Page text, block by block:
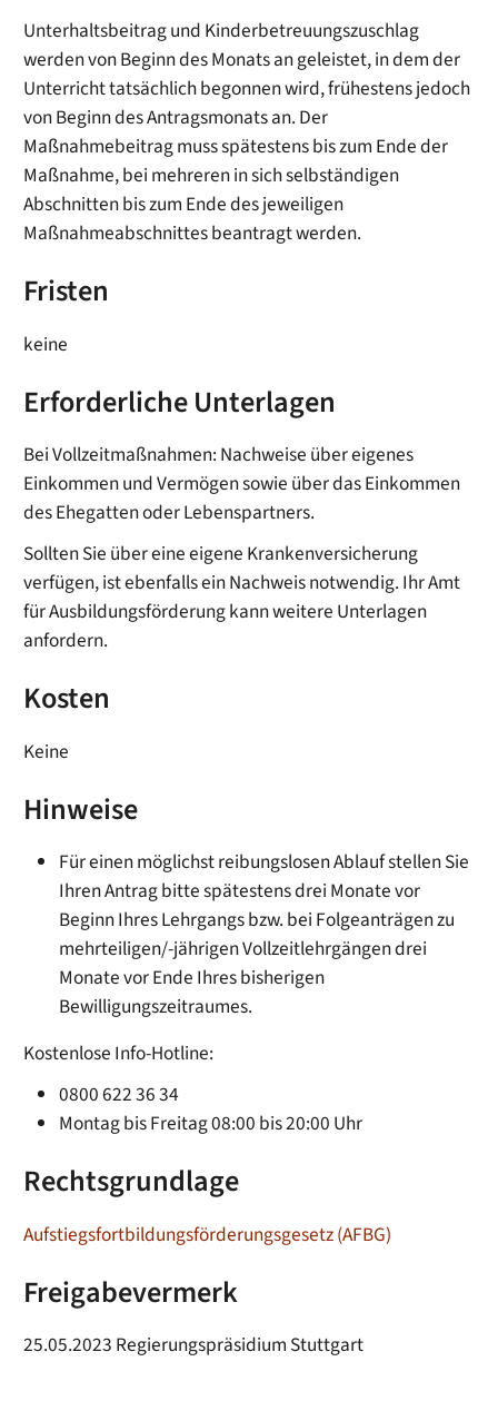
Unterhaltsbeitrag und Kinderbetreuungszuschlag
werden von Beginn des Monats an geleistet, in dem der
Unterricht tatsächlich begonnen wird, frühestens jedoch
von Beginn des Antragsmonats an. Der
Maßnahmebeitrag muss spätestens bis zum Ende der
Maßnahme, bei mehreren in sich selbständigen
Abschnitten bis zum Ende des jeweiligen
Maßnahmeabschnittes beantragt werden.
Fristen
keine
Erforderliche Unterlagen
Bei Vollzeitmaßnahmen: Nachweise über eigenes
Einkommen und Vermögen sowie über das Einkommen
des Ehegatten oder Lebenspartners.
Sollten Sie über eine eigene Krankenversicherung
verfügen, ist ebenfalls ein Nachweis notwendig. Ihr Amt
für Ausbildungsförderung kann weitere Unterlagen
anfordern.
Kosten
Keine
Hinweise
Für einen möglichst reibungslosen Ablauf stellen Sie
Ihren Antrag bitte spätestens drei Monate vor
Beginn Ihres Lehrgangs bzw. bei Folgeanträgen zu
mehrteiligen/-jährigen Vollzeitlehrgängen drei
Monate vor Ende Ihres bisherigen
Bewilligungszeitraumes.
Kostenlose Info-Hotline:
0800 622 36 34
Montag bis Freitag 08:00 bis 20:00 Uhr
Rechtsgrundlage
Aufstiegsfortbildungsförderungsgesetz (AFBG)
Freigabevermerk
25.05.2023 Regierungspräsidium Stuttgart